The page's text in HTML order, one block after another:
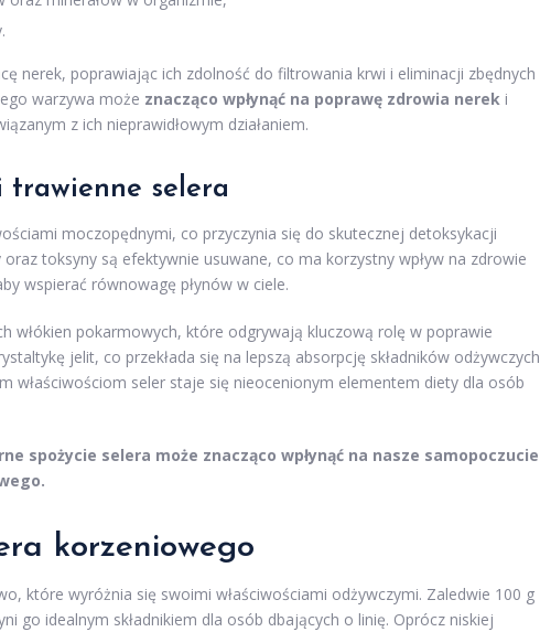
nerek, poprawiając ich zdolność do filtrowania krwi i eliminacji zbędnych
warzywa może znacząco wpłynąć na poprawę zdrowia nerek i
z ich nieprawidłowym działaniem.
trawienne selera
moczopędnymi, co przyczynia się do skutecznej detoksykacji
toksyny są efektywnie usuwane, co ma korzystny wpływ na zdrowie
wspierać równowagę płynów w ciele.
włókien pokarmowych, które odgrywają kluczową rolę w poprawie
jelit, co przekłada się na lepszą absorpcję składników odżywczych
właściwościom seler staje się nieocenionym elementem diety dla osób
spożycie selera może znacząco wpłynąć na nasze samopoczucie
korzeniowego
które wyróżnia się swoimi właściwościami odżywczymi. Zaledwie 100 g
go idealnym składnikiem dla osób dbających o linię. Oprócz niskiej